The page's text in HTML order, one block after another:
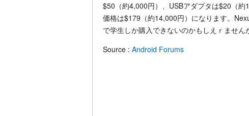
$50（約4,000円）、USBアダプタは$20（
価格は$179（約14,000円）になります。
で学生しか購入できないのかもしえｒません
Source : Android Forums